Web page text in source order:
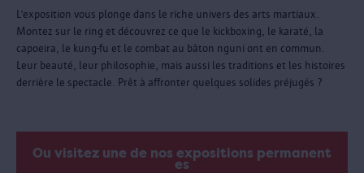
L’exposition vous plonge dans le riche univers des arts martiaux.
Montez sur le ring et découvrez ce que le kickboxing, le karaté, la
capoeira, le kung-fu et le combat au bâton nguni ont en commun.
Leur beauté, leur philosophie, mais aussi les traditions et les histoires
derrière le spectacle. Prêt à affronter quelques solides préjugés ?
Ou visitez une de nos expositions permanent
es